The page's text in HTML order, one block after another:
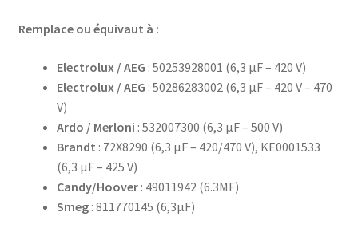
Remplace ou équivaut à :
Electrolux / AEG : 50253928001 (6,3 µF – 420 V)
Electrolux / AEG : 50286283002 (6,3 µF – 420 V – 470
V)
Ardo / Merloni : 532007300 (6,3 µF – 500 V)
Brandt : 72X8290 (6,3 µF – 420/470 V), KE0001533
(6,3 µF – 425 V)
Candy/Hoover: 49011942 (6.3MF)
Smeg: 811770145 (6,3µF)